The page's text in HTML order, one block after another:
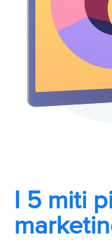
I 5 miti